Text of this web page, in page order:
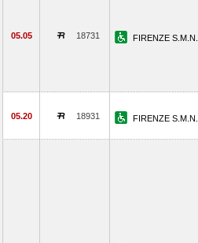
05.05 18731 FIRENZE S.M.N.
05.20 18931 FIRENZE S.M.N.